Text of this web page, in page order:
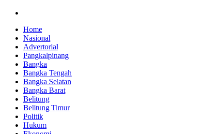
Home
Nasional
Advertorial
Pangkalpinang
Bangka
Bangka Tengah
Bangka Selatan
Bangka Barat
Belitung
Belitung Timur
Politik
Hukum